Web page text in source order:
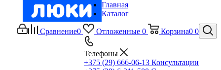
Сравнение0 Отложенные 0 Корзина0 0
Телефоны
+375 (29) 666-06-13 Консультации
Главная
Каталог